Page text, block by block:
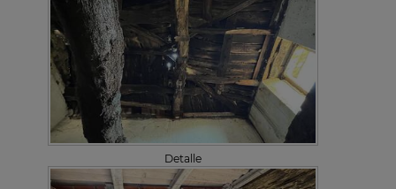
Detalle